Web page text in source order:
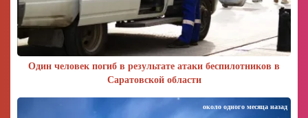
Один человек погиб в результате атаки беспилотников в
Саратовской области
около одного месяца назад